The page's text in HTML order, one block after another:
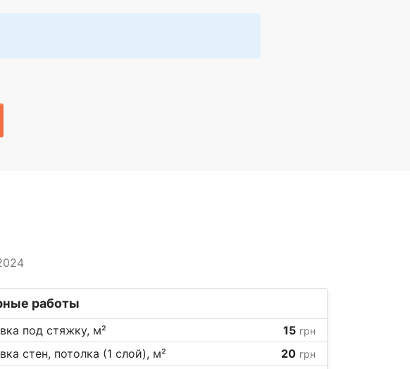
работы
под стяжку, м² 15 грн
стен, потолка (1 слой), м² 20 грн